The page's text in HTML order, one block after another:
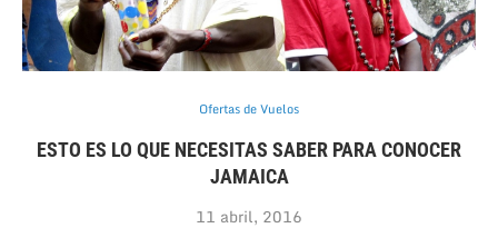
Ofertas de Vuelos
ESTO ES LO QUE NECESITAS SABER PARA CONOCER
JAMAICA
11 abril, 2016